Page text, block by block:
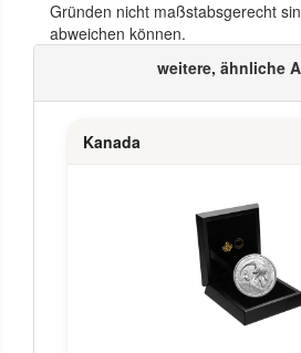
Gründen nicht maßstabsgerecht
abweichen können.
weitere, ähnliche
Kanada